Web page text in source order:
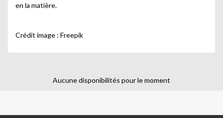
en la matière.
Crédit image : Freepik
Aucune disponibilités pour le moment